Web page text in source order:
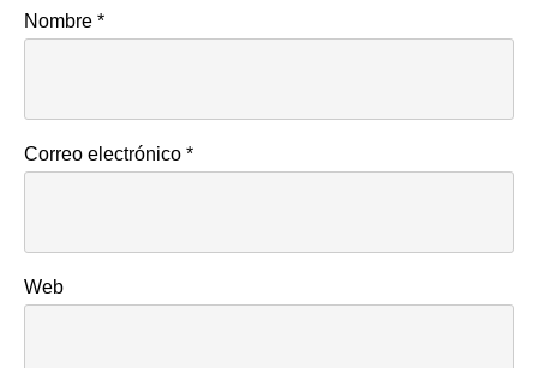
Nombre *
Correo electrónico *
Web